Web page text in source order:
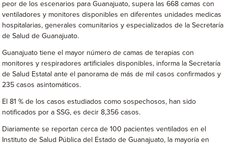
peor de los escenarios para Guanajuato, supera las 668 camas con
ventiladores y monitores disponibles en diferentes unidades medicas
hospitalarias, generales comunitarios y especializados de la Secretaría
de Salud de Guanajuato.
Guanajuato tiene el mayor número de camas de terapias con
monitores y respiradores artificiales disponibles, informa la Secretaría
de Salud Estatal ante el panorama de más de mil casos confirmados y
235 casos asintomáticos.
El 81 % de los casos estudiados como sospechosos, han sido
notificados por a SSG, es decir 8,356 casos.
Diariamente se reportan cerca de 100 pacientes ventilados en el
Instituto de Salud Pública del Estado de Guanajuato, la mayoría en